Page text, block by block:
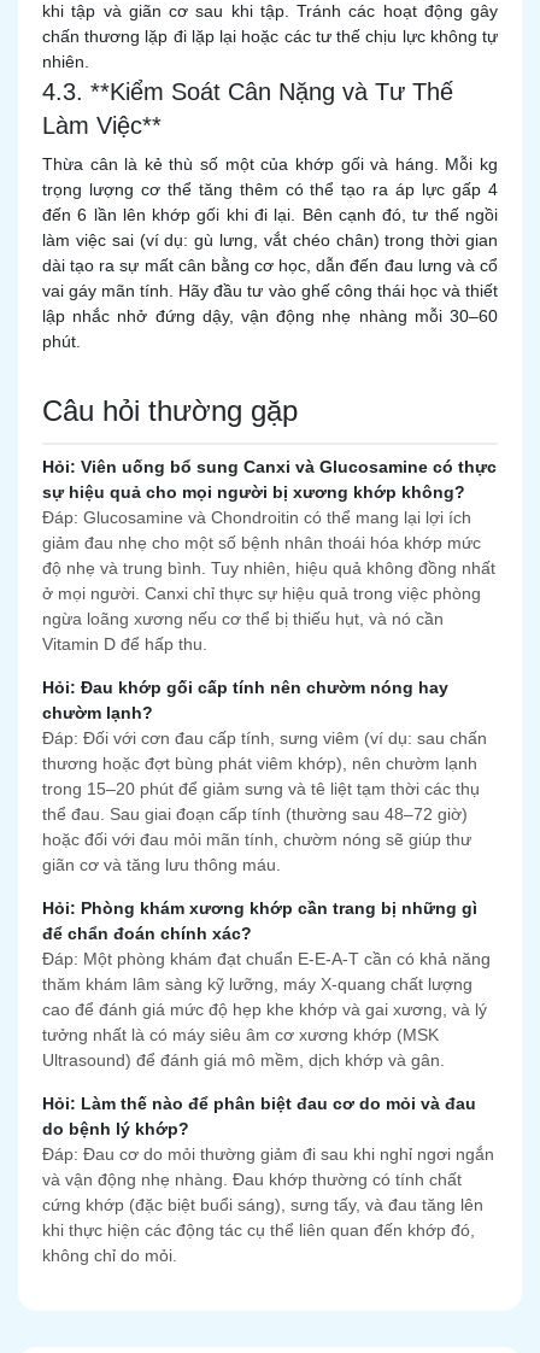
khi tập và giãn cơ sau khi tập. Tránh các hoạt động gây
chấn thương lặp đi lặp lại hoặc các tư thế chịu lực không tự
nhiên.
4.3. **Kiểm Soát Cân Nặng và Tư Thế
Làm Việc**
Thừa cân là kẻ thù số một của khớp gối và háng. Mỗi kg
trọng lượng cơ thể tăng thêm có thể tạo ra áp lực gấp 4
đến 6 lần lên khớp gối khi đi lại. Bên cạnh đó, tư thế ngồi
làm việc sai (ví dụ: gù lưng, vắt chéo chân) trong thời gian
dài tạo ra sự mất cân bằng cơ học, dẫn đến đau lưng và cổ
vai gáy mãn tính. Hãy đầu tư vào ghế công thái học và thiết
lập nhắc nhở đứng dậy, vận động nhẹ nhàng mỗi 30–60
phút.
Câu hỏi thường gặp
Hỏi: Viên uống bổ sung Canxi và Glucosamine có thực
sự hiệu quả cho mọi người bị xương khớp không?
Đáp: Glucosamine và Chondroitin có thể mang lại lợi ích
giảm đau nhẹ cho một số bệnh nhân thoái hóa khớp mức
độ nhẹ và trung bình. Tuy nhiên, hiệu quả không đồng nhất
ở mọi người. Canxi chỉ thực sự hiệu quả trong việc phòng
ngừa loãng xương nếu cơ thể bị thiếu hụt, và nó cần
Vitamin D để hấp thu.
Hỏi: Đau khớp gối cấp tính nên chườm nóng hay
chườm lạnh?
Đáp: Đối với cơn đau cấp tính, sưng viêm (ví dụ: sau chấn
thương hoặc đợt bùng phát viêm khớp), nên chườm lạnh
trong 15–20 phút để giảm sưng và tê liệt tạm thời các thụ
thể đau. Sau giai đoạn cấp tính (thường sau 48–72 giờ)
hoặc đối với đau mỏi mãn tính, chườm nóng sẽ giúp thư
giãn cơ và tăng lưu thông máu.
Hỏi: Phòng khám xương khớp cần trang bị những gì
để chẩn đoán chính xác?
Đáp: Một phòng khám đạt chuẩn E-E-A-T cần có khả năng
thăm khám lâm sàng kỹ lưỡng, máy X-quang chất lượng
cao để đánh giá mức độ hẹp khe khớp và gai xương, và lý
tưởng nhất là có máy siêu âm cơ xương khớp (MSK
Ultrasound) để đánh giá mô mềm, dịch khớp và gân.
Hỏi: Làm thế nào để phân biệt đau cơ do mỏi và đau
do bệnh lý khớp?
Đáp: Đau cơ do mỏi thường giảm đi sau khi nghỉ ngơi ngắn
và vận động nhẹ nhàng. Đau khớp thường có tính chất
cứng khớp (đặc biệt buổi sáng), sưng tấy, và đau tăng lên
khi thực hiện các động tác cụ thể liên quan đến khớp đó,
không chỉ do mỏi.